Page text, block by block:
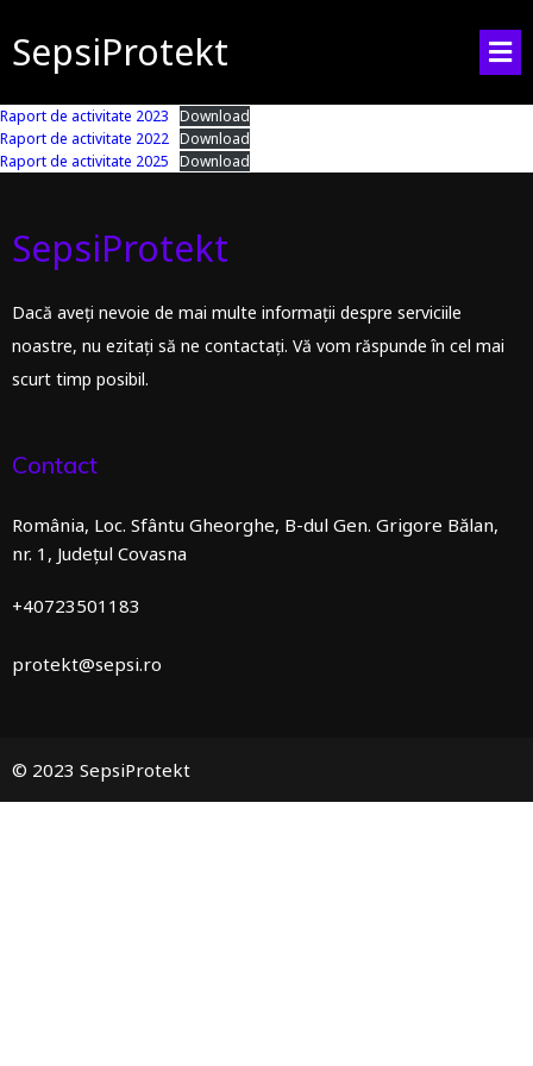
SepsiProtekt
Raport de activitate 2023 Download
Raport de activitate 2022 Download
Raport de activitate 2025 Download
SepsiProtekt
Dacă aveți nevoie de mai multe informații despre serviciile
noastre, nu ezitați să ne contactați. Vă vom răspunde în cel mai
scurt timp posibil.
Contact
România, Loc. Sfântu Gheorghe, B-dul Gen. Grigore Bălan,
nr. 1, Județul Covasna
+40723501183
protekt@sepsi.ro
© 2023 SepsiProtekt